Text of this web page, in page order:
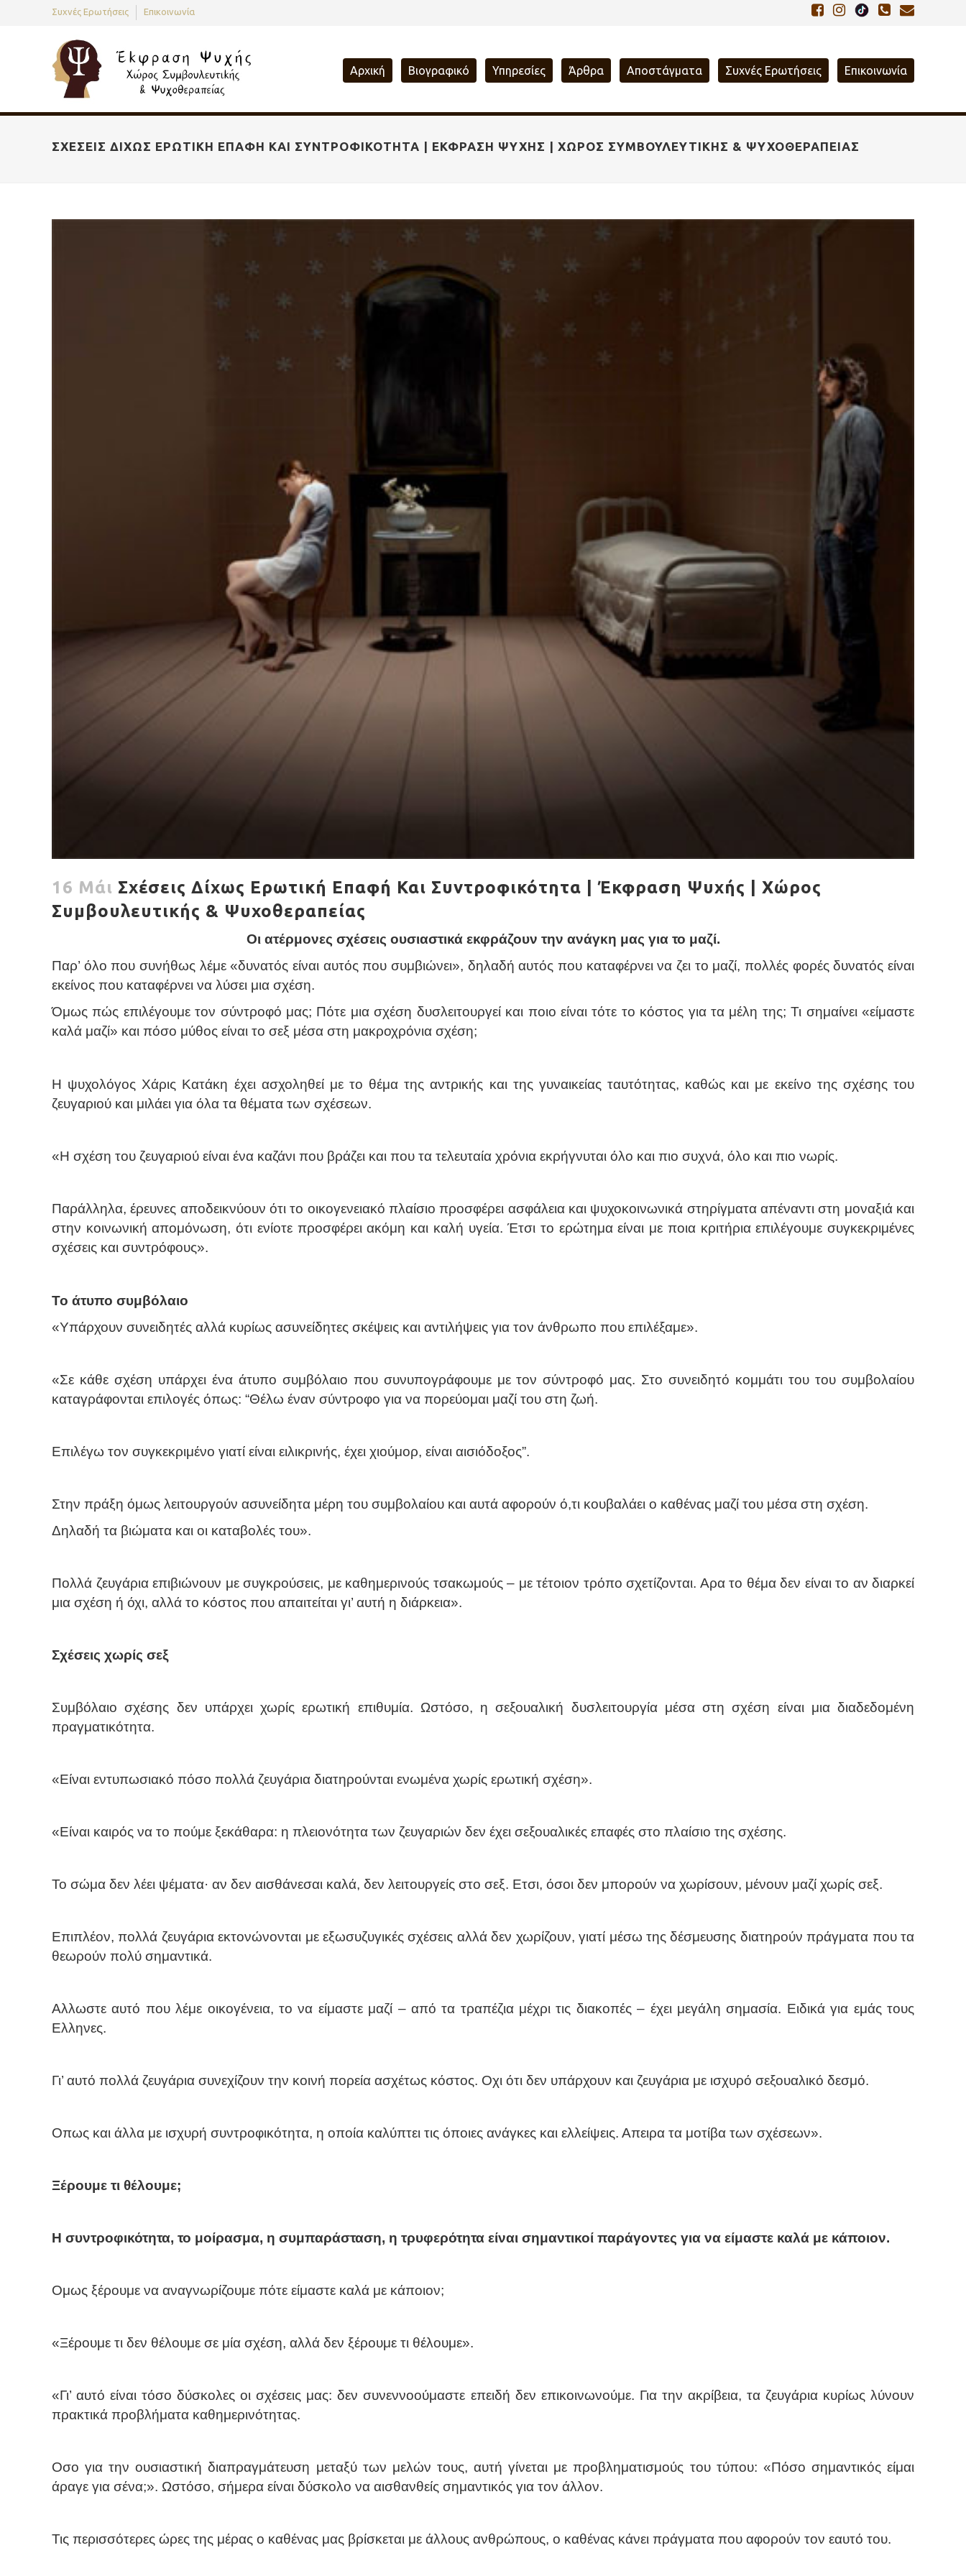
Συχνές Ερωτήσεις Επικοινωνία
Αρχική Βιογραφικό Υπηρεσίες Άρθρα Αποστάγματα Συχνές Ερωτήσεις Επικοινωνία
ΣΧΈΣΕΙΣ ΔΊΧΩΣ ΕΡΩΤΙΚΉ ΕΠΑΦΉ ΚΑΙ ΣΥΝΤΡΟΦΙΚΌΤΗΤΑ | ΈΚΦΡΑΣΗ ΨΥΧΉΣ | ΧΏΡΟΣ ΣΥΜΒΟΥΛΕΥΤΙΚΉΣ & ΨΥΧΟΘΕΡΑΠΕΊΑΣ
16 Μάι Σχέσεις Δίχως Ερωτική Επαφή Και Συντροφικότητα | Έκφραση Ψυχής | Χώρος
Συμβουλευτικής & Ψυχοθεραπείας
Οι ατέρμονες σχέσεις ουσιαστικά εκφράζουν την ανάγκη μας για το μαζί.
Παρ’ όλο που συνήθως λέμε «δυνατός είναι αυτός που συμβιώνει», δηλαδή αυτός που καταφέρνει να ζει το μαζί, πολλές φορές δυνατός είναι
εκείνος που καταφέρνει να λύσει μια σχέση.
Όμως πώς επιλέγουμε τον σύντροφό μας; Πότε μια σχέση δυσλειτουργεί και ποιο είναι τότε το κόστος για τα μέλη της; Τι σημαίνει «είμαστε
καλά μαζί» και πόσο μύθος είναι το σεξ μέσα στη μακροχρόνια σχέση;
Η ψυχολόγος Χάρις Κατάκη έχει ασχοληθεί με το θέμα της αντρικής και της γυναικείας ταυτότητας, καθώς και με εκείνο της σχέσης του
ζευγαριού και μιλάει για όλα τα θέματα των σχέσεων.
«Η σχέση του ζευγαριού είναι ένα καζάνι που βράζει και που τα τελευταία χρόνια εκρήγνυται όλο και πιο συχνά, όλο και πιο νωρίς.
Παράλληλα, έρευνες αποδεικνύουν ότι το οικογενειακό πλαίσιο προσφέρει ασφάλεια και ψυχοκοινωνικά στηρίγματα απέναντι στη μοναξιά και
στην κοινωνική απομόνωση, ότι ενίοτε προσφέρει ακόμη και καλή υγεία. Έτσι το ερώτημα είναι με ποια κριτήρια επιλέγουμε συγκεκριμένες
σχέσεις και συντρόφους».
Το άτυπο συμβόλαιο
«Υπάρχουν συνειδητές αλλά κυρίως ασυνείδητες σκέψεις και αντιλήψεις για τον άνθρωπο που επιλέξαμε».
«Σε κάθε σχέση υπάρχει ένα άτυπο συμβόλαιο που συνυπογράφουμε με τον σύντροφό μας. Στο συνειδητό κομμάτι του του συμβολαίου
καταγράφονται επιλογές όπως: “Θέλω έναν σύντροφο για να πορεύομαι μαζί του στη ζωή.
Επιλέγω τον συγκεκριμένο γιατί είναι ειλικρινής, έχει χιούμορ, είναι αισιόδοξος”.
Στην πράξη όμως λειτουργούν ασυνείδητα μέρη του συμβολαίου και αυτά αφορούν ό,τι κουβαλάει ο καθένας μαζί του μέσα στη σχέση.
Δηλαδή τα βιώματα και οι καταβολές του».
Πολλά ζευγάρια επιβιώνουν με συγκρούσεις, με καθημερινούς τσακωμούς – με τέτοιον τρόπο σχετίζονται. Αρα το θέμα δεν είναι το αν διαρκεί
μια σχέση ή όχι, αλλά το κόστος που απαιτείται γι’ αυτή η διάρκεια».
Σχέσεις χωρίς σεξ
Συμβόλαιο σχέσης δεν υπάρχει χωρίς ερωτική επιθυμία. Ωστόσο, η σεξουαλική δυσλειτουργία μέσα στη σχέση είναι μια διαδεδομένη
πραγματικότητα.
«Είναι εντυπωσιακό πόσο πολλά ζευγάρια διατηρούνται ενωμένα χωρίς ερωτική σχέση».
«Είναι καιρός να το πούμε ξεκάθαρα: η πλειονότητα των ζευγαριών δεν έχει σεξουαλικές επαφές στο πλαίσιο της σχέσης.
Το σώμα δεν λέει ψέματα· αν δεν αισθάνεσαι καλά, δεν λειτουργείς στο σεξ. Ετσι, όσοι δεν μπορούν να χωρίσουν, μένουν μαζί χωρίς σεξ.
Επιπλέον, πολλά ζευγάρια εκτονώνονται με εξωσυζυγικές σχέσεις αλλά δεν χωρίζουν, γιατί μέσω της δέσμευσης διατηρούν πράγματα που τα
θεωρούν πολύ σημαντικά.
Αλλωστε αυτό που λέμε οικογένεια, το να είμαστε μαζί – από τα τραπέζια μέχρι τις διακοπές – έχει μεγάλη σημασία. Ειδικά για εμάς τους
Ελληνες.
Γι’ αυτό πολλά ζευγάρια συνεχίζουν την κοινή πορεία ασχέτως κόστος. Οχι ότι δεν υπάρχουν και ζευγάρια με ισχυρό σεξουαλικό δεσμό.
Οπως και άλλα με ισχυρή συντροφικότητα, η οποία καλύπτει τις όποιες ανάγκες και ελλείψεις. Απειρα τα μοτίβα των σχέσεων».
Ξέρουμε τι θέλουμε;
Η συντροφικότητα, το μοίρασμα, η συμπαράσταση, η τρυφερότητα είναι σημαντικοί παράγοντες για να είμαστε καλά με κάποιον.
Ομως ξέρουμε να αναγνωρίζουμε πότε είμαστε καλά με κάποιον;
«Ξέρουμε τι δεν θέλουμε σε μία σχέση, αλλά δεν ξέρουμε τι θέλουμε».
«Γι’ αυτό είναι τόσο δύσκολες οι σχέσεις μας: δεν συνεννοούμαστε επειδή δεν επικοινωνούμε. Για την ακρίβεια, τα ζευγάρια κυρίως λύνουν
πρακτικά προβλήματα καθημερινότητας.
Οσο για την ουσιαστική διαπραγμάτευση μεταξύ των μελών τους, αυτή γίνεται με προβληματισμούς του τύπου: «Πόσο σημαντικός είμαι
άραγε για σένα;». Ωστόσο, σήμερα είναι δύσκολο να αισθανθείς σημαντικός για τον άλλον.
Τις περισσότερες ώρες της μέρας ο καθένας μας βρίσκεται με άλλους ανθρώπους, ο καθένας κάνει πράγματα που αφορούν τον εαυτό του.